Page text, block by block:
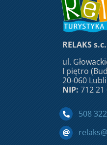
RELAKS s.c.
ul.
I piętro
20-060
NIP: 712 21
508